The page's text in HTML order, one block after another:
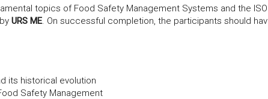
topics of Food Safety Management Systems and the
URS ME. On successful completion, the participants should
its historical evolution
Safety Management